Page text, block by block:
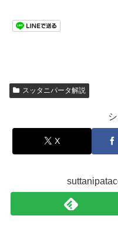
スッタニパータ解説
X